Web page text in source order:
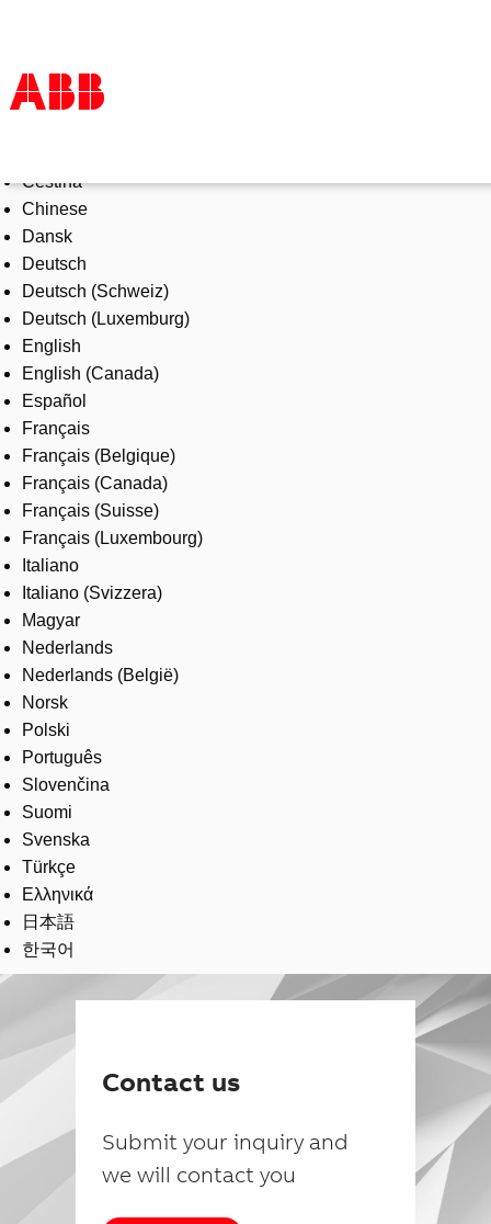
Products & Solutions
Industries
Services
About us
Where to buy
Contact us
Careers
Čeština
Chinese
Dansk
Deutsch
Deutsch (Schweiz)
Deutsch (Luxemburg)
English
English (Canada)
Español
Français
Français (Belgique)
Français (Canada)
Français (Suisse)
Français (Luxembourg)
Italiano
Italiano (Svizzera)
Magyar
Nederlands
Nederlands (België)
Norsk
Polski
Português
Slovenčina
Suomi
Svenska
Türkçe
Ελληνικά
日本語
한국어
Contact us
Submit your inquiry and
we will contact you